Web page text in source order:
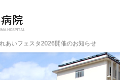
あいフェスタ2026開催のお知らせ